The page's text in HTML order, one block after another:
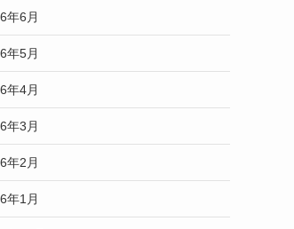
年6月
年5月
年4月
年3月
年2月
年1月